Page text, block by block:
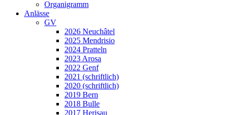
Organigramm
Anlässe
GV
2026 Neuchâtel
2025 Mendrisio
2024 Pratteln
2023 Arosa
2022 Genf
2021 (schriftlich)
2020 (schriftlich)
2019 Bern
2018 Bulle
2017 Herisau